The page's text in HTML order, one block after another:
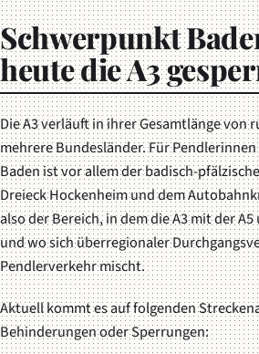
Schwerpunkt
heute die A3
Die A3 verläuft in ihrer Gesamtlänge von
mehrere Bundesländer. Für
Baden ist vor allem der badisch-
Dreieck Hockenheim und dem
also der Bereich, in dem die A3 mit der
und wo sich überregionaler
Pendlerverkehr mischt.
Aktuell kommt es auf folgenden
Behinderungen oder Sperrungen: